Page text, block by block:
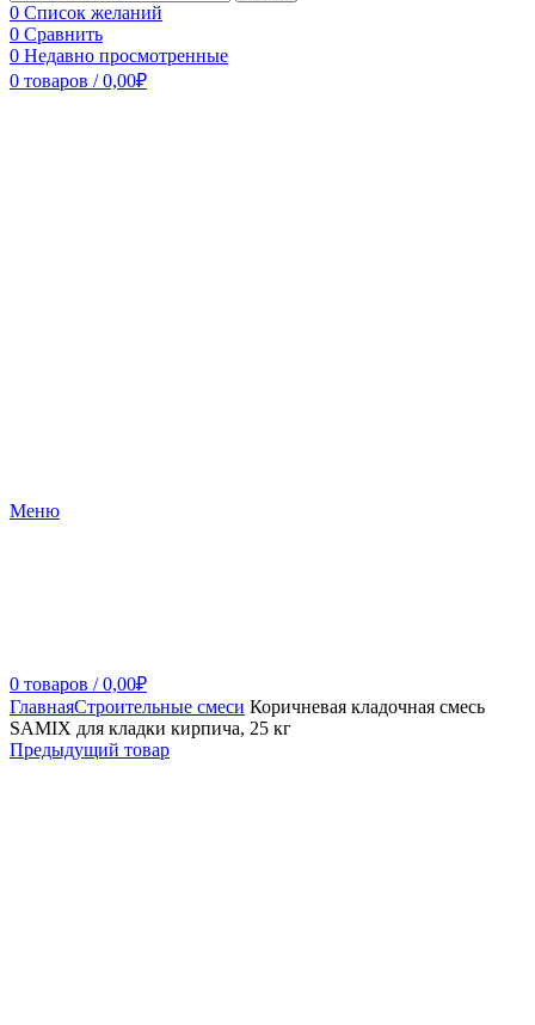
0 Список желаний
0 Сравнить
0 Недавно просмотренные
0 товаров / 0,00₽
Меню
0 товаров / 0,00₽
ГлавнаяСтроительные смеси Коричневая кладочная смесь
SAMIX для кладки кирпича, 25 кг
Предыдущий товар